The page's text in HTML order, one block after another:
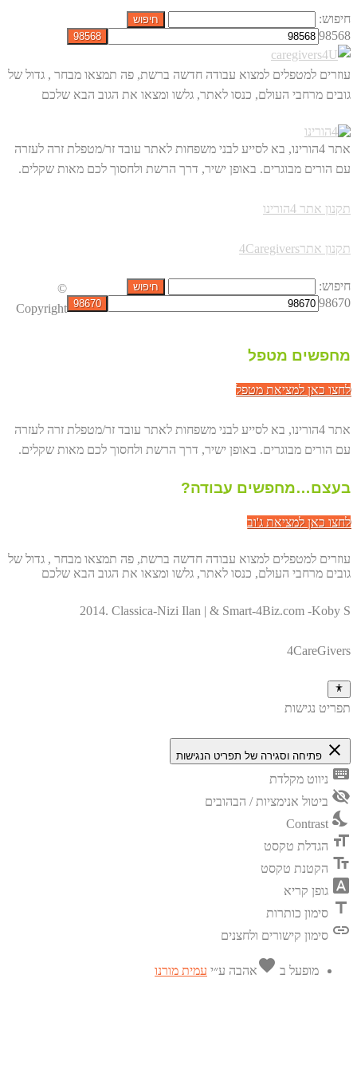
חיפוש:
98568
עוזרים למטפלים למצוא עבודה חדשה ברשת, פה תמצאו מבחר , גדול של
גובים מרחבי העולם, כנסו לאתר, גלשו ומצאו את הגוב הבא שלכם
אתר 4הורינו, בא לסייע לבני משפחות לאתר עובד זר/מטפלת זרה לעזרה
עם הורים מבוגרים. באופן ישיר, דרך הרשת ולחסוך לכם מאות שקלים.
תקנון אתר 4הורינו
תקנון אתר4Caregivers
חיפוש:
98670
מחפשים מטפל
לחצו כאן למציאת מטפל
אתר 4הורינו, בא לסייע לבני משפחות לאתר עובד זר/מטפלת זרה לעזרה
עם הורים מבוגרים. באופן ישיר, דרך הרשת ולחסוך לכם מאות שקלים.
בעצם…מחפשים עבודה?
לחצו כאן למציאת ג'וב
עוזרים למטפלים למצוא עבודה חדשה ברשת, פה תמצאו מבחר , גדול של
גובים מרחבי העולם, כנסו לאתר, גלשו ומצאו את הגוב הבא שלכם
©
Copyright
2014. Classica-Nizi Ilan | & Smart-4Biz.com -Koby S
4CareGivers
תפריט נגישות
close פתיחה וסגירה של תפריט הנגישות
keyboard ניווט מקלדת
visibility_off ביטול אנימציות / הבהובים
nights_stay
Contrast
format_size הגדלת טקסט
text_fields הקטנת טקסט
font_download גופן קריא
title סימון כותרות
link סימון קישורים ולחצנים
מופעל ב favoriteאהבה ע״י עמית מורנו